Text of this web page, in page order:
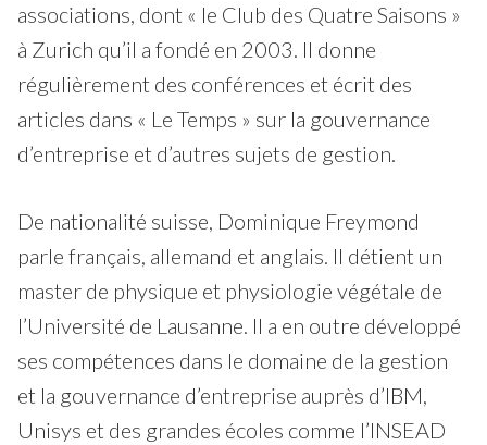
associations, dont « le Club des Quatre Saisons »
à Zurich qu’il a fondé en 2003. Il donne
régulièrement des conférences et écrit des
articles dans « Le Temps » sur la gouvernance
d’entreprise et d’autres sujets de gestion.
De nationalité suisse, Dominique Freymond
parle français, allemand et anglais. Il détient un
master de physique et physiologie végétale de
l’Université de Lausanne. Il a en outre développé
ses compétences dans le domaine de la gestion
et la gouvernance d’entreprise auprès d’IBM,
Unisys et des grandes écoles comme l’INSEAD